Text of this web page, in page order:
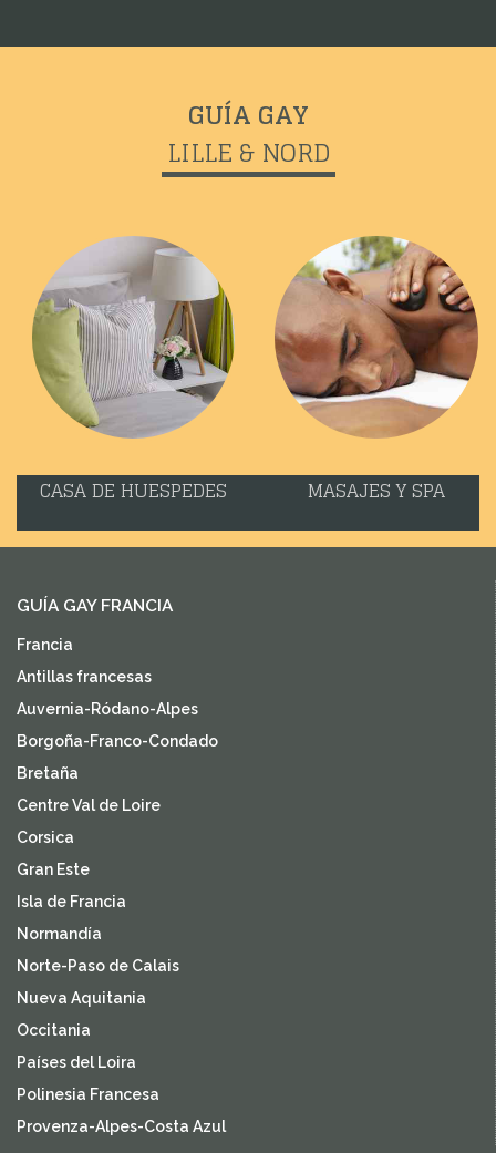
GUÍA GAY
LILLE & NORD
CASA DE HUESPEDES MASAJES Y SPA
GUÍA GAY FRANCIA
Francia
Antillas francesas
Auvernia-Ródano-Alpes
Borgoña-Franco-Condado
Bretaña
Centre Val de Loire
Corsica
Gran Este
Isla de Francia
Normandía
Norte-Paso de Calais
Nueva Aquitania
Occitania
Países del Loira
Polinesia Francesa
Provenza-Alpes-Costa Azul